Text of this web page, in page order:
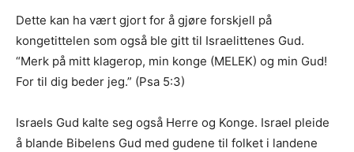
Dette kan ha vært gjort for å gjøre forskjell på
kongetittelen som også ble gitt til Israelittenes Gud.
“Merk på mitt klagerop, min konge (MELEK) og min Gud!
For til dig beder jeg.” (Psa 5:3)
Israels Gud kalte seg også Herre og Konge. Israel pleide
å blande Bibelens Gud med gudene til folket i landene